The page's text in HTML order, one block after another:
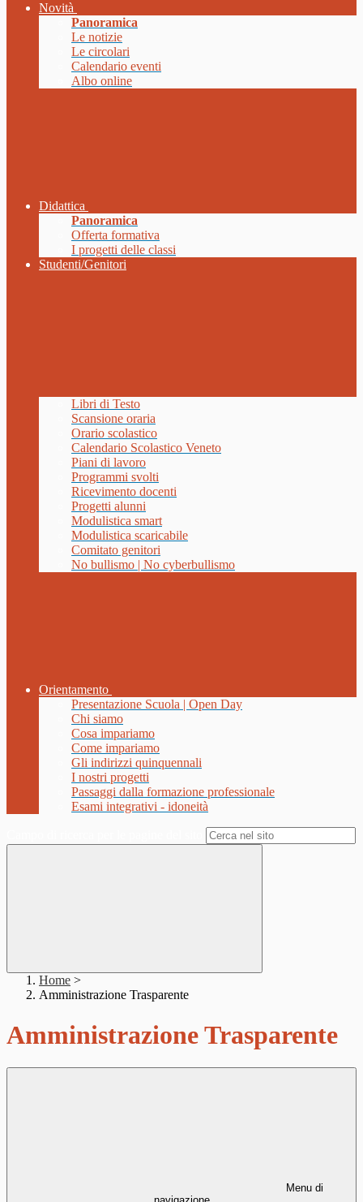
Novità
Panoramica
Le notizie
Le circolari
Calendario eventi
Albo online
Didattica
Panoramica
Offerta formativa
I progetti delle classi
Studenti/Genitori
Libri di Testo
Scansione oraria
Orario scolastico
Calendario Scolastico Veneto
Piani di lavoro
Programmi svolti
Ricevimento docenti
Progetti alunni
Modulistica smart
Modulistica scaricabile
Comitato genitori
No bullismo | No cyberbullismo
Orientamento
Presentazione Scuola | Open Day
Chi siamo
Cosa impariamo
Come impariamo
Gli indirizzi quinquennali
I nostri progetti
Passaggi dalla formazione professionale
Esami integrativi - idoneità
Home >
Amministrazione Trasparente
Amministrazione Trasparente
Menu di